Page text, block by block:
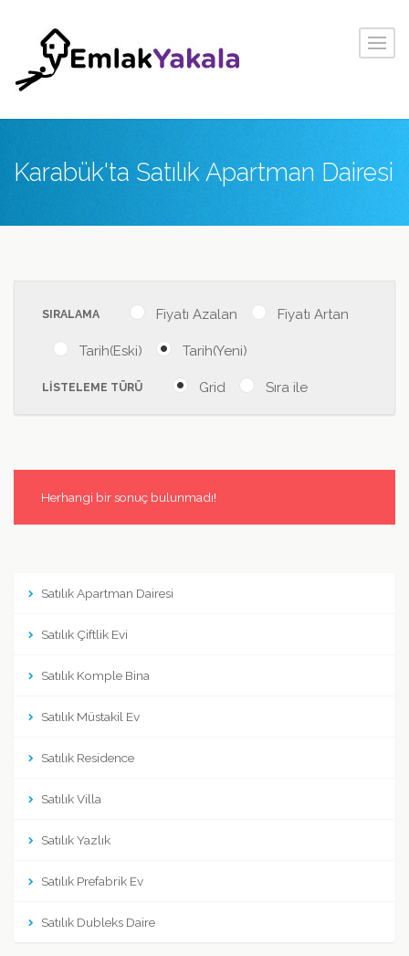
Karabük'ta Satılık Apartman Dairesi
SIRALAMA Fiyatı Azalan Fiyatı Artan
Tarih(Eski) Tarih(Yeni)
LİSTELEME TÜRÜ Grid Sıra ile
Herhangi bir sonuç bulunmadı!
Satılık Apartman Dairesi
Satılık Çiftlik Evi
Satılık Komple Bina
Satılık Müstakil Ev
Satılık Residence
Satılık Villa
Satılık Yazlık
Satılık Prefabrik Ev
Satılık Dubleks Daire